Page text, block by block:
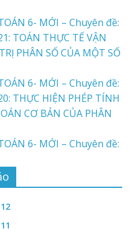
6- MỚI – Chuyên đề:
TOÁN THỰC TẾ VẬN
PHÂN SỐ CỦA MỘT SỐ
6- MỚI – Chuyên đề:
THỰC HIỆN PHÉP TÍNH
CƠ BẢN CỦA PHÂN
6- MỚI – Chuyên đề: